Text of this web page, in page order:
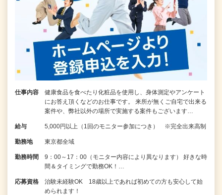
仕事内容
健康食品を食べたり化粧品を使用し、身体測定やアンケート
にお答え頂くなどのお仕事です。 来所が無くご自宅で出来る
案件や、弊社以外の場所で実施する案件もございます…
給与 5,000円以上（1回のモニター参加につき） ※完全出来高制
勤務地 東京都全域
勤務時間
9：00～17：00（モニター内容により異なります） 好きな時
間＆タイミングで勤務OK！…
応募資格
治験未経験OK 18歳以上であれば初めての方も安心して始
められます！